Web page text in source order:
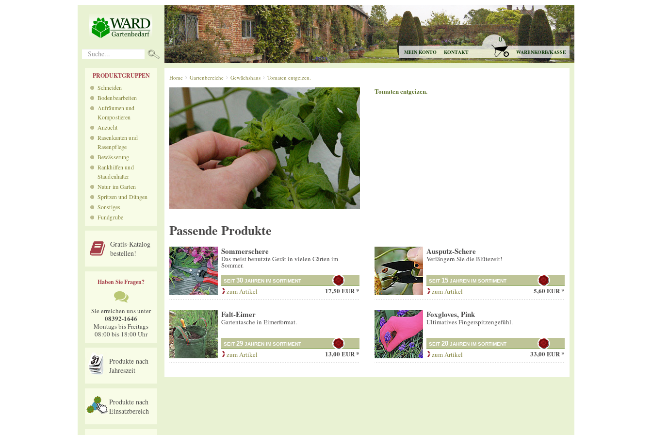
Suche... MEIN KONTO KONTAKT
0
WARENKORB/KASSE
PRODUKTGRUPPEN
Schneiden
Bodenbearbeiten
Aufräumen und
Kompostieren
Anzucht
Rasenkanten und
Rasenpflege
Bewässerung
Rankhilfen und
Staudenhalter
Natur im Garten
Spritzen und Düngen
Sonstiges
Fundgrube
Gratis-Katalog
bestellen!
Haben Sie Fragen?
Sie erreichen uns unter
08392-1646
Montags bis Freitags
08:00 bis 18:00 Uhr
Produkte nach
Jahreszeit
Produkte nach
Einsatzbereich
Home Gartenbereiche Gewächshaus Tomaten entgeizen.
Tomaten entgeizen.
Passende Produkte
Sommerschere
Das meist benutzte Gerät in vielen Gärten im
Sommer.
SEIT 30 JAHREN IM SORTIMENT
zum Artikel 17,50 EUR *
Ausputz-Schere
Verlängern Sie die Blütezeit!
SEIT 15JAHREN IM SORTIMENT
zum Artikel 5,60 EUR *
Falt-Eimer
Gartentasche in Eimerformat.
SEIT 29 JAHREN IM SORTIMENT
zum Artikel 13,00 EUR *
Foxgloves, Pink
Ultimatives Fingerspitzengefühl.
SEIT 20JAHREN IM SORTIMENT
zum Artikel 33,00 EUR *